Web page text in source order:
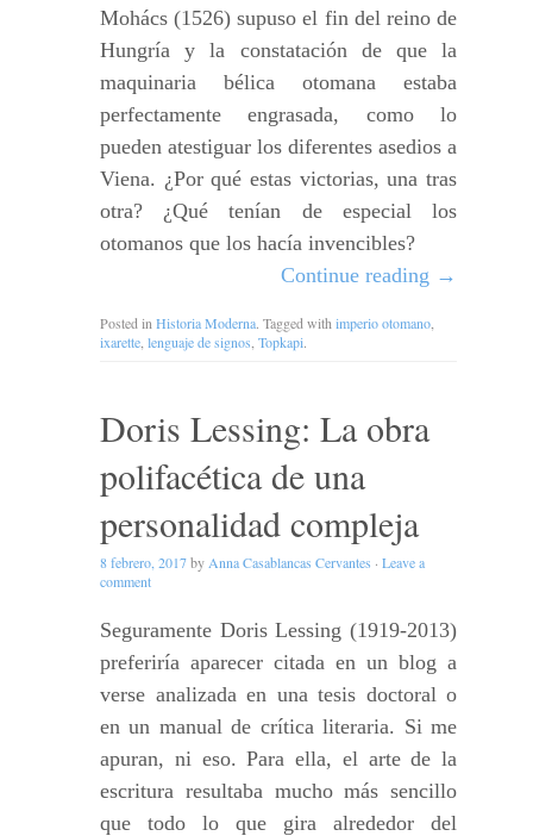
Mohács (1526) supuso el fin del reino de
Hungría y la constatación de que la
maquinaria bélica otomana estaba
perfectamente engrasada, como lo
pueden atestiguar los diferentes asedios a
Viena. ¿Por qué estas victorias, una tras
otra? ¿Qué tenían de especial los
otomanos que los hacía invencibles?
Continue reading →
Posted in Historia Moderna. Tagged with imperio otomano
ixarette lenguaje de signos Topkapi.
Doris Lessing: La obra
polifacética de una
personalidad compleja
8 febrero, 2017by Anna Casablancas Cervantes · Leave a
comment
Seguramente Doris Lessing (1919-2013)
preferiría aparecer citada en un blog a
verse analizada en una tesis doctoral o
en un manual de crítica literaria. Si me
apuran, ni eso. Para ella, el arte de la
escritura resultaba mucho más sencillo
que todo lo que gira alrededor del